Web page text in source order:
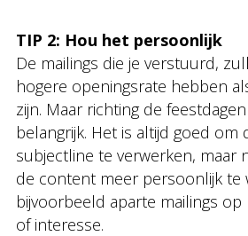
TIP 2: Hou het persoonlijk
De mailings die je verstuurd,
hogere openingsrate hebben
zijn. Maar richting de
belangrijk. Het is altijd goed om
subjectline te verwerken, maar
de content meer persoonlijk te
bijvoorbeeld aparte mailings op
of interesse.